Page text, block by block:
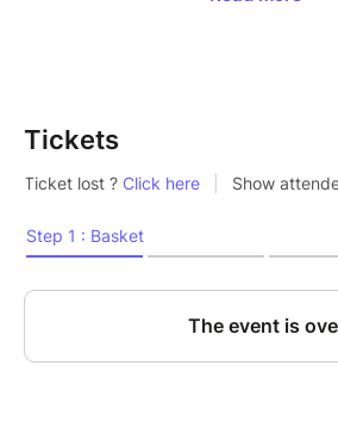
Pensez à emmener des espèces
Brunch Dispo : Crêpes, Sucrés
chaudes et froide ...
Tickets